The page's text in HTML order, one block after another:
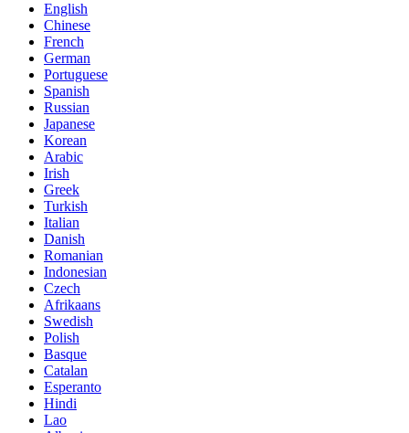
English
Chinese
French
German
Portuguese
Spanish
Russian
Japanese
Korean
Arabic
Irish
Greek
Turkish
Italian
Danish
Romanian
Indonesian
Czech
Afrikaans
Swedish
Polish
Basque
Catalan
Esperanto
Hindi
Lao